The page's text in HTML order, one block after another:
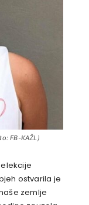
FB-KAŽL)
ostvarila je
zemlje